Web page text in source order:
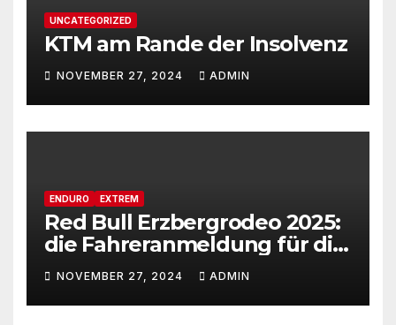
UNCATEGORIZED
KTM am Rande der Insolvenz
NOVEMBER 27, 2024 ADMIN
ENDURO EXTREM
Red Bull Erzbergrodeo 2025:
die Fahreranmeldung für die
29ste Auflage des weltweit
renommiertesten Extreme
Enduro Rennens startet am
NOVEMBER 27, 2024 ADMIN